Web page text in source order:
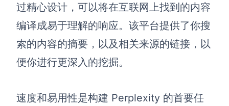
过精心设计，可以将在互联网上找到的内容
编译成易于理解的响应。该平台提供了你搜
索的内容的摘要，以及相关来源的链接，以
便你进行更深入的挖掘。
速度和易用性是构建 Perplexity 的首要任